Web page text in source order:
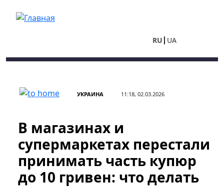
RU UA
УКРАИНА 11:18, 02.03.2026
В магазинах и
супермаркетах перестали
принимать часть купюр
до 10 гривен: что делать